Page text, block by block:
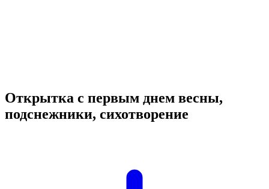
Открытка с первым днем весны,
подснежники, сихотворение